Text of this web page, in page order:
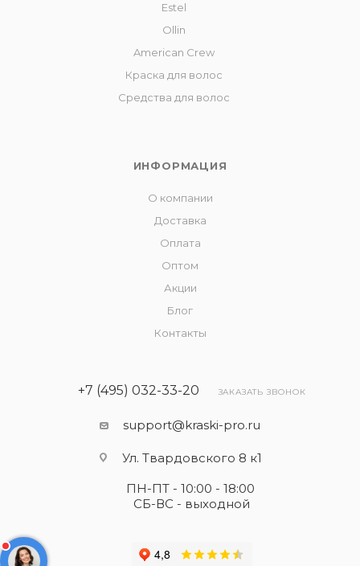
Estel
Ollin
American Crew
Краска для волос
Средства для волос
ИНФОРМАЦИЯ
О компании
Доставка
Оплата
Оптом
Акции
Блог
Контакты
+7 (495) 032-33-20 ЗАКАЗАТЬ ЗВОНОК
support@kraski-pro.ru
Ул. Твардовского 8 к1
ПН-ПТ - 10:00 - 18:00
СБ-ВС - выходной